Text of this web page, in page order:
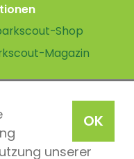
OK
unserer
Shop
Magazin